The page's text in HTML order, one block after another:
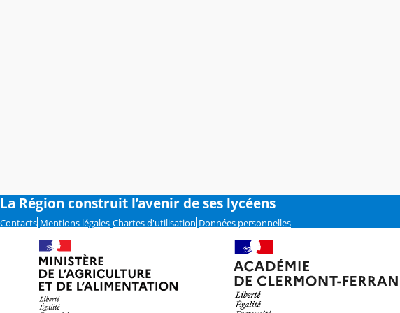
La Région construit l’avenir de ses lycéens
Contacts Mentions légales Chartes d'utilisation Données personnelles